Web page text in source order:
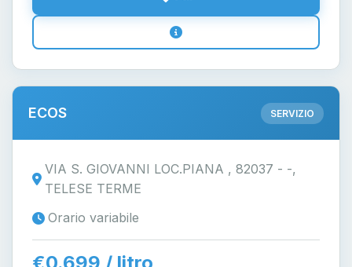
ECOS SERVIZIO
VIA S. GIOVANNI LOC.PIANA , 82037 - -,
TELESE TERME
Orario variabile